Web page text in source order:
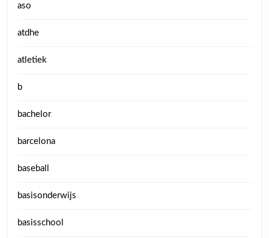
aso
atdhe
atletiek
b
bachelor
barcelona
baseball
basisonderwijs
basisschool